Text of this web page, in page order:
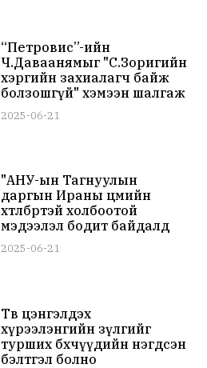
“Петровис”-ийн
Ч.Даваанямыг "С.Зоригийн
хэргийн захиалагч байж
болзошгүй" хэмээн шалгаж
эхэлжээ
2025-06-21
"АНУ-ын Тагнуулын
даргын Ираны цөмийн
хөтөлбөртэй холбоотой
мэдээлэл бодит байдалд
нийцээгүй" гэж Д.Трамп
мэдэгджээ
2025-06-21
Төв цэнгэлдэх
хүрээлэнгийн зүлгийг
турших бөхчүүдийн нэгдсэн
бэлтгэл болно